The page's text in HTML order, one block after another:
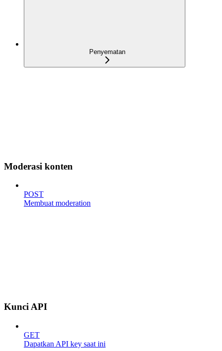
Penyematan
Moderasi konten
POST
Membuat moderation
Kunci API
GET
Dapatkan API key saat ini